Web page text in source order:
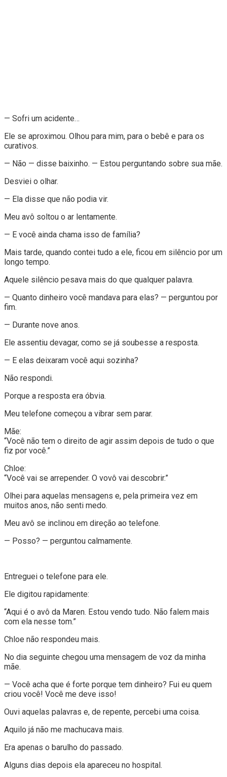
— Sofri um acidente…
Ele se aproximou. Olhou para mim, para o bebê e para os
curativos.
— Não — disse baixinho. — Estou perguntando sobre sua mãe.
Desviei o olhar.
— Ela disse que não podia vir.
Meu avô soltou o ar lentamente.
— E você ainda chama isso de família?
Mais tarde, quando contei tudo a ele, ficou em silêncio por um
longo tempo.
Aquele silêncio pesava mais do que qualquer palavra.
— Quanto dinheiro você mandava para elas? — perguntou por
fim.
— Durante nove anos.
Ele assentiu devagar, como se já soubesse a resposta.
— E elas deixaram você aqui sozinha?
Não respondi.
Porque a resposta era óbvia.
Meu telefone começou a vibrar sem parar.
Mãe:
“Você não tem o direito de agir assim depois de tudo o que
fiz por você.”
Chloe:
“Você vai se arrepender. O vovô vai descobrir.”
Olhei para aquelas mensagens e, pela primeira vez em
muitos anos, não senti medo.
Meu avô se inclinou em direção ao telefone.
— Posso? — perguntou calmamente.
Entreguei o telefone para ele.
Ele digitou rapidamente:
“Aqui é o avô da Maren. Estou vendo tudo. Não falem mais
com ela nesse tom.”
Chloe não respondeu mais.
No dia seguinte chegou uma mensagem de voz da minha
mãe.
— Você acha que é forte porque tem dinheiro? Fui eu quem
criou você! Você me deve isso!
Ouvi aquelas palavras e, de repente, percebi uma coisa.
Aquilo já não me machucava mais.
Era apenas o barulho do passado.
Alguns dias depois ela apareceu no hospital.